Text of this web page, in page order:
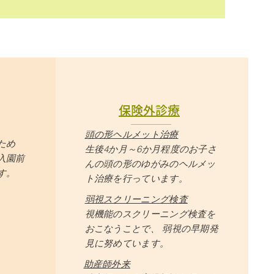
め
園前
保険外診療
​頭の形ヘルメット治療
生後4か月～6か月程度のお子さ
んの頭の形のゆがみのヘルメッ
ト治療を行っています。
弱視スクリーニング検査
視機能のスクリーニング検査を
おこなうことで、 弱視の早期発
見に努めています。
助産師外来